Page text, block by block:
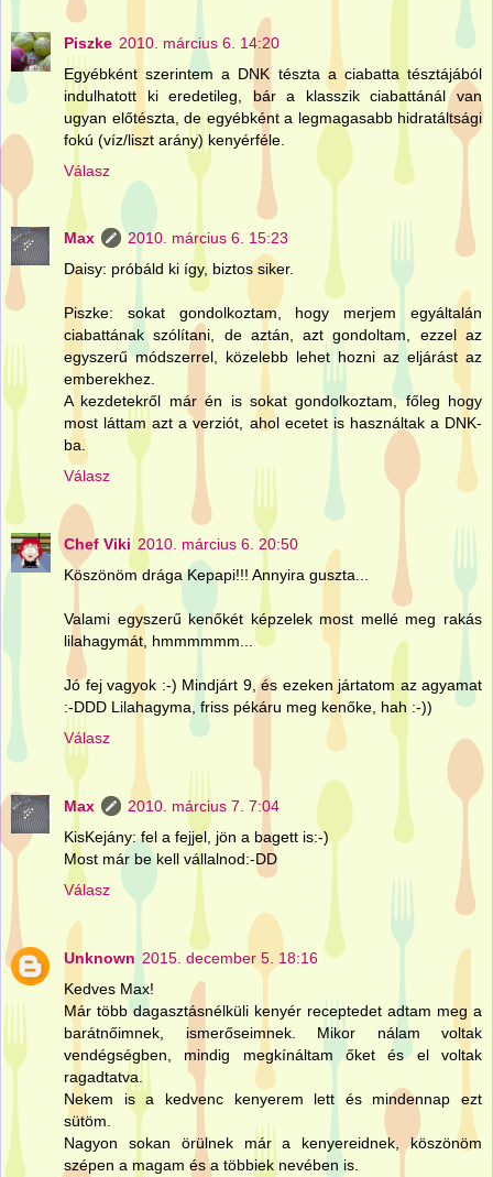
Piszke 2010. március 6. 14:20
Egyébként szerintem a DNK tészta a ciabatta tésztájából
indulhatott ki eredetileg, bár a klasszik ciabattánál van
ugyan előtészta, de egyébként a legmagasabb hidratáltsági
fokú (víz/liszt arány) kenyérféle.
Válasz
Max
2010. március 6. 15:23
Daisy: próbáld ki így, biztos siker.
Piszke: sokat gondolkoztam, hogy merjem egyáltalán
ciabattának szólítani, de aztán, azt gondoltam, ezzel az
egyszerű módszerrel, közelebb lehet hozni az eljárást az
emberekhez.
A kezdetekről már én is sokat gondolkoztam, főleg hogy
most láttam azt a verziót, ahol ecetet is használtak a DNK-
ba.
Válasz
Chef Viki 2010. március 6. 20:50
Köszönöm drága Kepapi!!! Annyira guszta...
Valami egyszerű kenőkét képzelek most mellé meg rakás
lilahagymát, hmmmmmm...
Jó fej vagyok :-) Mindjárt 9, és ezeken jártatom az agyamat
:-DDD Lilahagyma, friss pékáru meg kenőke, hah :-))
Válasz
Max
2010. március 7. 7:04
KisKejány: fel a fejjel, jön a bagett is:-)
Most már be kell vállalnod:-DD
Válasz
Unknown 2015. december 5. 18:16
Kedves Max!
Már több dagasztásnélküli kenyér receptedet adtam meg a
barátnőimnek, ismerőseimnek. Mikor nálam voltak
vendégségben, mindig megkínáltam őket és el voltak
ragadtatva.
Nekem is a kedvenc kenyerem lett és mindennap ezt
sütöm.
Nagyon sokan örülnek már a kenyereidnek, köszönöm
szépen a magam és a többiek nevében is.